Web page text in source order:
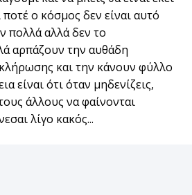
ο κόσμος δεν είναι αυτό
πολλά αλλά δεν το
αρπάζουν την αυθάδη
και την κάνουν φύλλο
είναι ότι όταν μηδενίζεις,
άλλους να φαίνονται
λίγο κακός...